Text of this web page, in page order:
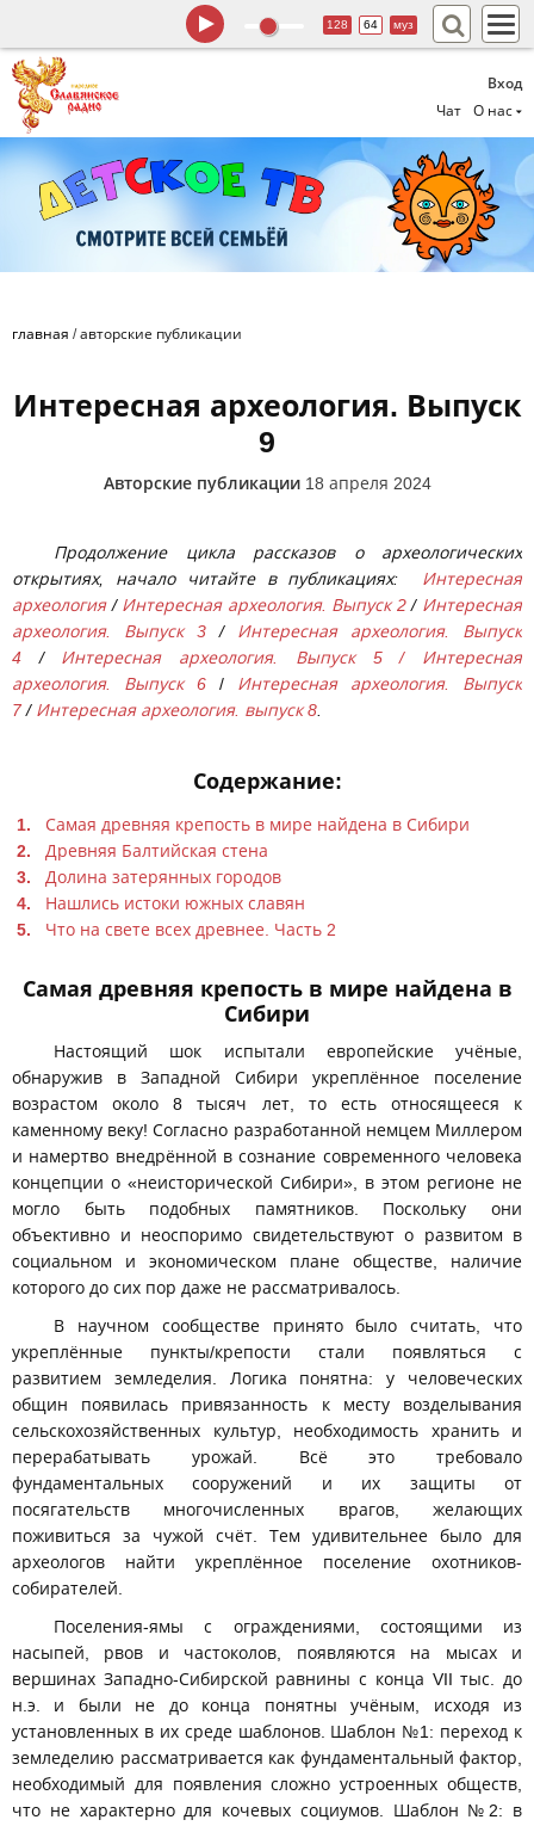
Вход
Чат
О нас
128 64 муз
главная /авторские публикации
Интересная археология. Выпуск
9
Авторские публикации 18 апреля 2024
Продолжение цикла рассказов о археологических
открытиях, начало читайте в публикациях: Интересная
археология/ Интересная археология. Выпуск 2/Интересная
археология. Выпуск 3
/
Интересная археология. Выпуск
4
/ Интересная археология. Выпуск 5 / Интересная
археология. Выпуск 6
/ Интересная археология. Выпуск
7/ Интересная археология. выпуск 8
Содержание:
Самая древняя крепость в мире найдена в Сибири
Древняя Балтийская стена
Долина затерянных городов
Нашлись истоки южных славян
Что на свете всех древнее. Часть 2
Самая древняя крепость в мире найдена в
Сибири
Настоящий шок испытали европейские учёные,
обнаружив в Западной Сибири укреплённое поселение
возрастом около 8 тысяч лет, то есть относящееся к
каменному веку! Согласно разработанной немцем Миллером
и намертво внедрённой в сознание современного человека
концепции о «неисторической Сибири», в этом регионе не
могло быть подобных памятников. Поскольку они
объективно и неоспоримо свидетельствуют о развитом в
социальном и экономическом плане обществе, наличие
которого до сих пор даже не рассматривалось.
В научном сообществе принято было считать, что
укреплённые пункты/крепости стали появляться с
развитием земледелия. Логика понятна: у человеческих
общин появилась привязанность к месту возделывания
сельскохозяйственных культур, необходимость хранить и
перерабатывать урожай. Всё это требовало
фундаментальных сооружений и их защиты от
посягательств многочисленных врагов, желающих
поживиться за чужой счёт. Тем удивительнее было для
археологов найти укреплённое поселение охотников-
собирателей.
Поселения-ямы с ограждениями, состоящими из
насыпей, рвов и частоколов, появляются на мысах и
вершинах Западно-Сибирской равнины с конца VII тыс. до
н.э. и были не до конца понятны учёным, исходя из
установленных в их среде шаблонов. Шаблон №1: переход к
земледелию рассматривается как фундаментальный фактор,
необходимый для появления сложно устроенных обществ,
что не характерно для кочевых социумов. Шаблон №2: в